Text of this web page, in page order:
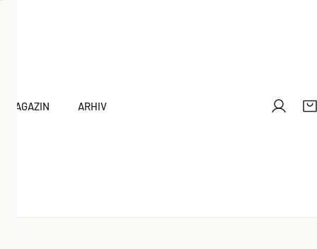
MAGAZIN ARHIV